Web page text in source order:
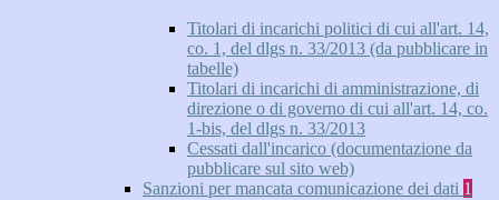
Titolari di incarichi politici di cui all'art. 14,
co. 1, del dlgs n. 33/2013 (da pubblicare in
tabelle)
Titolari di incarichi di amministrazione, di
direzione o di governo di cui all'art. 14, co.
1-bis, del dlgs n. 33/2013
Cessati dall'incarico (documentazione da
pubblicare sul sito web)
Sanzioni per mancata comunicazione dei dati 1